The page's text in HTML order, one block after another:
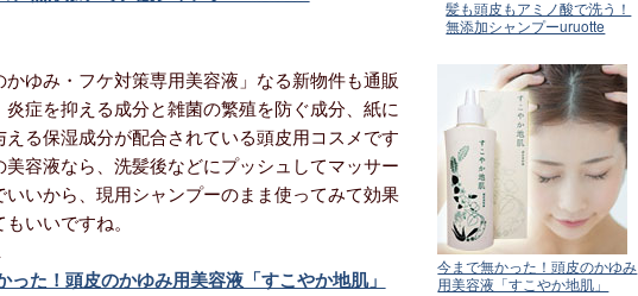
髪も頭皮もアミノ酸で洗う！
無添加シャンプーuruotte
今まで無かった！頭皮のかゆみ
用美容液「すこやか地肌」
かゆみ・フケ対策専用美容液」なる新物件も通販
炎症を抑える成分と雑菌の繁殖を防ぐ成分、紙に
える保湿成分が配合されている頭皮用コスメです
美容液なら、洗髪後などにプッシュしてマッサー
いいから、現用シャンプーのまま使ってみて効果
いいですね。
った！頭皮のかゆみ用美容液「すこやか地肌」